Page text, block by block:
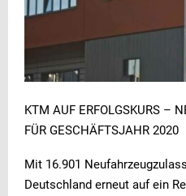
KTM AUF ERFOLGSKURS –
FÜR GESCHÄFTSJAHR 2020
Mit 16.901
Deutschland erneut auf ein